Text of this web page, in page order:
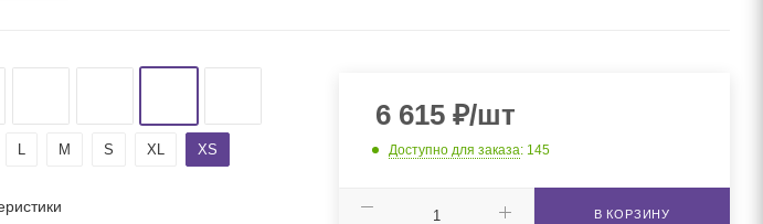
L M S XL XS
6 615₽/шт
Доступно для заказа: 145
В КОРЗИНУ